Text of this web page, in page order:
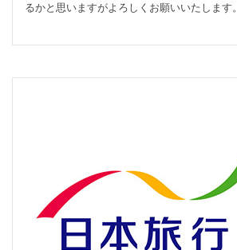
るかと思いますがよろしくお願いいたします。